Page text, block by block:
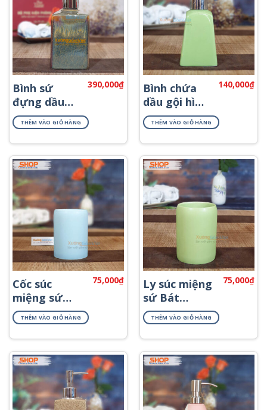
Bình sứ
đựng dầu
gội khách
sạn PKNT-
58
390,000₫
THÊM VÀO GIỎ HÀNG
Bình chứa
dầu gội hình
thang
PKNT-41
140,000₫
THÊM VÀO GIỎ HÀNG
Cốc súc
miệng sứ
Bát Tràng
PKNT-09
75,000₫
THÊM VÀO GIỎ HÀNG
Ly súc miệng
sứ Bát
Tràng đẹp
PKNT-12
75,000₫
THÊM VÀO GIỎ HÀNG